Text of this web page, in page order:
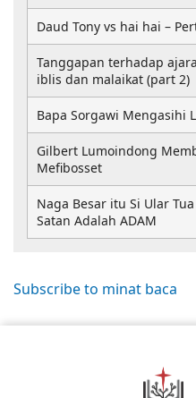
Subscribe to minat baca
Daud Tony vs hai hai –
Tanggapan terhadap
iblis dan malaikat (part 2)
Bapa Sorgawi Mengasihi
Gilbert Lumoindong
Mefibosset
Naga Besar itu Si Ular
Satan Adalah ADAM